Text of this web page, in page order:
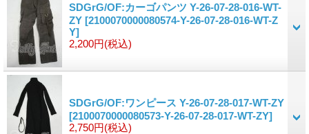
SDGrG/OF:カーゴパンツ Y-26-07-28-016-WT-
ZY [2100070000080574-Y-26-07-28-016-WT-Z
Y]
2,200円(税込)
SDGrG/OF:ワンピース Y-26-07-28-017-WT-ZY
[2100070000080573-Y-26-07-28-017-WT-ZY]
2,750円(税込)